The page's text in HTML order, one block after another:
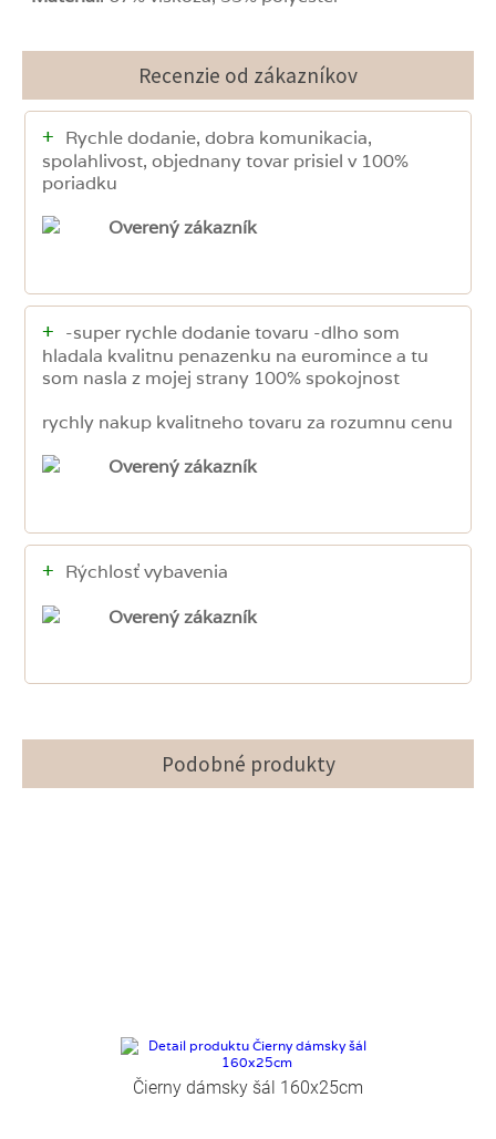
Recenzie od zákazníkov
+ Rychle dodanie, dobra komunikacia,
spolahlivost, objednany tovar prisiel v 100%
poriadku
Overený zákazník
+ -super rychle dodanie tovaru -dlho som
hladala kvalitnu penazenku na euromince a tu
som nasla z mojej strany 100% spokojnost
rychly nakup kvalitneho tovaru za rozumnu cenu
Overený zákazník
+ Rýchlosť vybavenia
Overený zákazník
Podobné produkty
Čierny dámsky šál 160x25cm